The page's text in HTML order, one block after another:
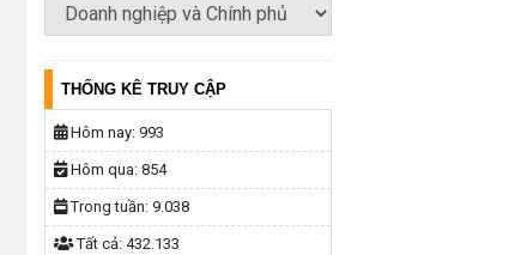
THỐNG KÊ TRUY CẬP
Hôm nay: 993
Hôm qua: 854
Trong tuần: 9.038
Tất cả: 432.133